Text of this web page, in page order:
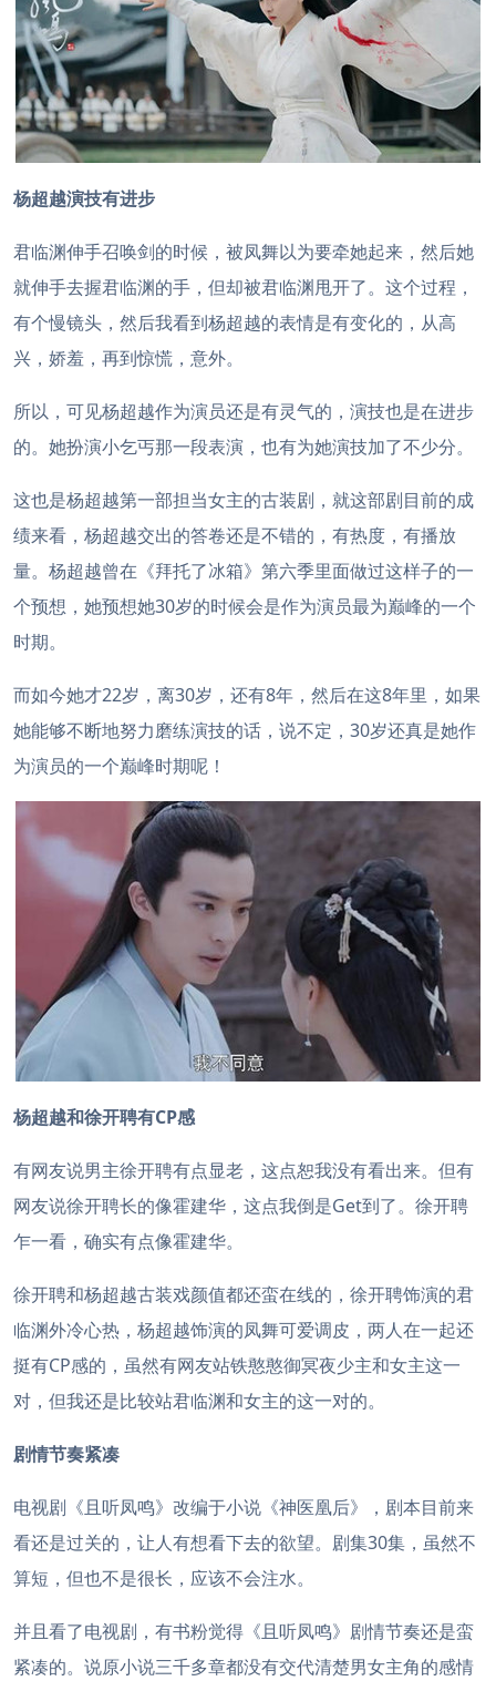
杨超越演技有进步
君临渊伸手召唤剑的时候，被凤舞以为要牵她起来，然后她
就伸手去握君临渊的手，但却被君临渊甩开了。这个过程，
有个慢镜头，然后我看到杨超越的表情是有变化的，从高
兴，娇羞，再到惊慌，意外。
所以，可见杨超越作为演员还是有灵气的，演技也是在进步
的。她扮演小乞丐那一段表演，也有为她演技加了不少分。
这也是杨超越第一部担当女主的古装剧，就这部剧目前的成
绩来看，杨超越交出的答卷还是不错的，有热度，有播放
量。 杨超越曾在《拜托了冰箱》第六季里面做过这样子的一
个预想，她预想她30岁的时候会是作为演员最为巅峰的一个
时期。
而如今她才22岁，离30岁，还有8年，然后在这8年里，如果
她能够不断地努力磨练演技的话，说不定，30岁还真是她作
为演员的一个巅峰时期呢！
杨超越和徐开聘有CP感
有网友说男主徐开聘有点显老，这点恕我没有看出来。但有
网友说徐开聘长的像霍建华，这点我倒是Get到了。徐开聘
乍一看，确实有点像霍建华。
徐开聘和杨超越古装戏颜值都还蛮在线的，徐开聘饰演的君
临渊外冷心热，杨超越饰演的凤舞可爱调皮，两人在一起还
挺有CP感的，虽然有网友站铁憨憨御冥夜少主和女主这一
对，但我还是比较站君临渊和女主的这一对的。
剧情节奏紧凑
电视剧《且听凤鸣》改编于小说《神医凰后》，剧本目前来
看还是过关的，让人有想看下去的欲望。剧集30集，虽然不
算短，但也不是很长，应该不会注水。
并且看了电视剧，有书粉觉得《且听凤鸣》剧情节奏还是蛮
紧凑的。说原小说三千多章都没有交代清楚男女主角的感情